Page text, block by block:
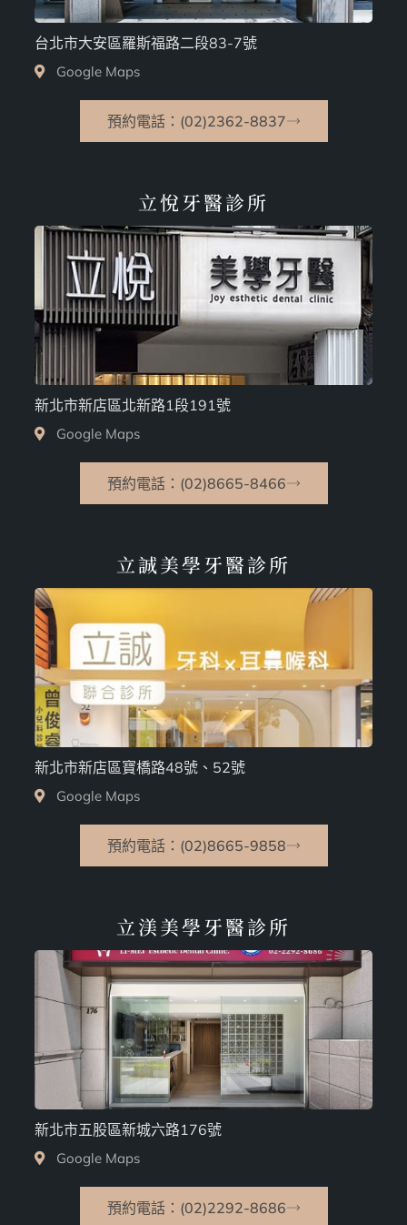
台北市大安區羅斯福路二段83-7號
Google Maps
預約電話：(02)2362-8837
立悅牙醫診所
新北市新店區北新路1段191號
Google Maps
預約電話：(02)8665-8466
立誠美學牙醫診所
新北市新店區寶橋路48號、52號
Google Maps
預約電話：(02)8665-9858
立渼美學牙醫診所
新北市五股區新城六路176號
Google Maps
預約電話：(02)2292-8686